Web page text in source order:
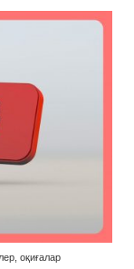
оқиғалар